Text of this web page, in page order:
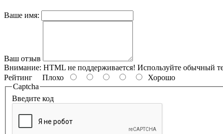
Ваше имя:
Ваш отзыв
Внимание: HTML не поддерживается! Используйте обычный
Рейтинг Плохо
Хорошо
Captcha
Введите код